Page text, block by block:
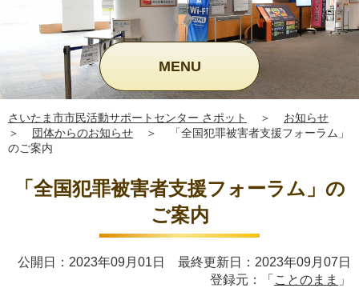
MENU
さいたま市市民活動サポートセンター さポット ＞
お知らせ
＞
団体からのお知らせ ＞
「全国犯罪被害者支援フォーラム」
のご案内
「全国犯罪被害者支援フォーラム」の
ご案内
公開日：2023年09月01日 最終更新日：2023年09月07日
登録元：「 ことのまま 」